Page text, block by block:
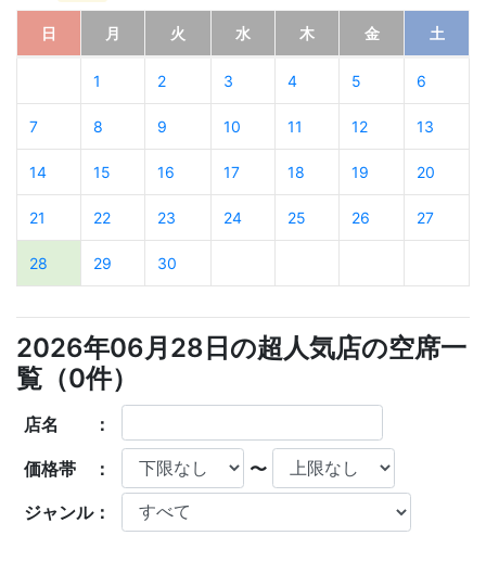
日 月 火 水 木 金 土
1 2 3 4 5 6
7 8 9 10 11 12 13
14 15 16 17 18 19 20
21 22 23 24 25 26 27
28 29 30
2026年06月28日の超人気店の空席一
覧（0件）
店名 ：
価格帯 ： 〜
ジャンル：